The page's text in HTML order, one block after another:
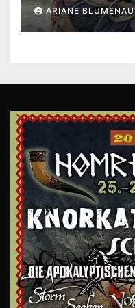
ARIANE BLUMENAU